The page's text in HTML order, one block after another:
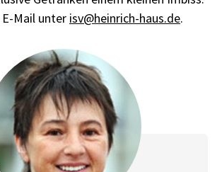
Mail unter isv@heinrich-haus.de.